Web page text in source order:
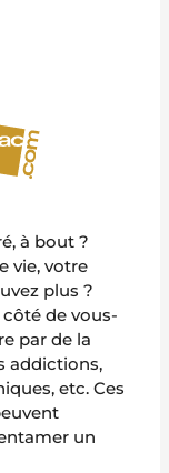
à bout ?
vie, votre
plus ?
côté de vous-
par de la
addictions,
etc. Ces
un